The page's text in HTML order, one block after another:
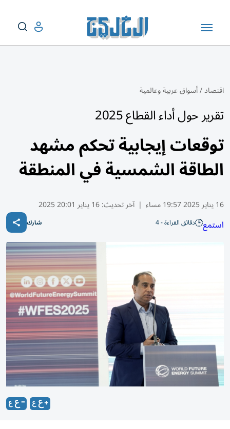
اقتصاد/أسواق عربية وعالمية
تقرير حول أداء القطاع 2025
توقعات إيجابية تحكم مشهد
الطاقة الشمسية في المنطقة
16 يناير 2025 19:57 مساء | آخر تحديث:16 يناير 20:01 2025
استمع دقائق القراءة - 4 شارك